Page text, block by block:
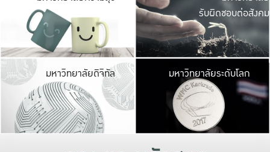
เปิดประ
และพบเรื่องราวใ
รับผิดชอบต่อสังคม
มหาวิทยาลัยดิจิทัล มหาวิ
เปลี่ยนแปลง แล
เพื่อทำง
ระบบสารสนเทศ
มหาวิทยาลัยระดับโลก